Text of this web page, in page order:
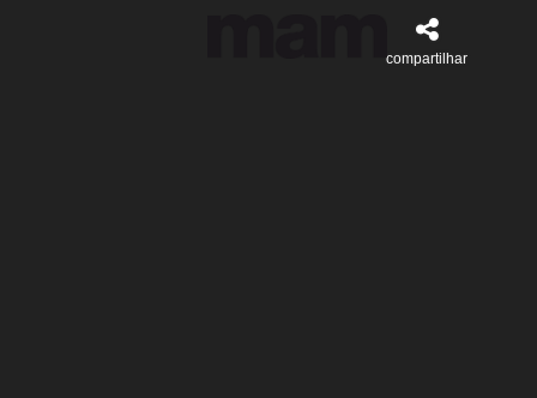
compartilhar